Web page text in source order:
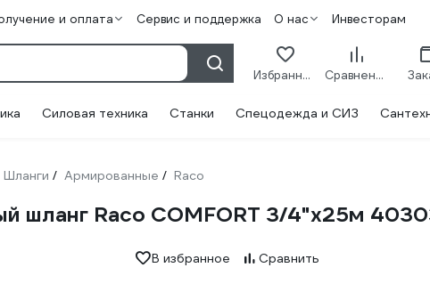
и оплата Сервис и поддержка О нас Инвесторам
Избранное Сравнение
Силовая техника Станки Спецодежда и СИЗ
Шланги / Армированные / Raco
шланг Raco COMFORT 3/4"x25м
В избранное Сравнить